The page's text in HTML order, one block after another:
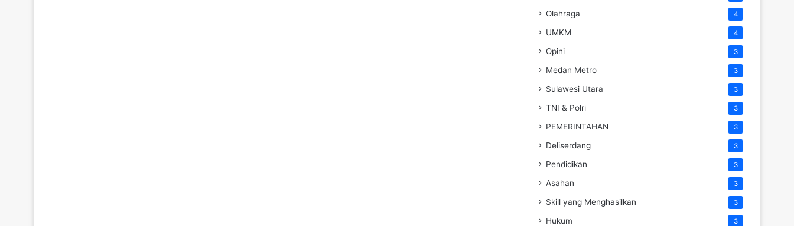
Olahraga 4
UMKM 4
Opini 3
Medan Metro 3
Sulawesi Utara 3
TNI & Polri 3
PEMERINTAHAN 3
Deliserdang 3
Pendidikan 3
Asahan 3
Skill yang Menghasilkan 3
Hukum 3